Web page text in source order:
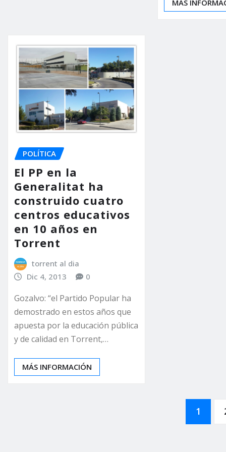
MÁS
POLÍTICA
El PP en la
Generalitat ha
construido cuatro
centros educativos
en 10 años en
Torrent
torrent al dia
Dic 4, 2013
0
Gozalvo: “el Partido Popular ha
demostrado en estos años que
apuesta por la educación pública
y de calidad en Torrent,…
MÁS INFORMACIÓN
1